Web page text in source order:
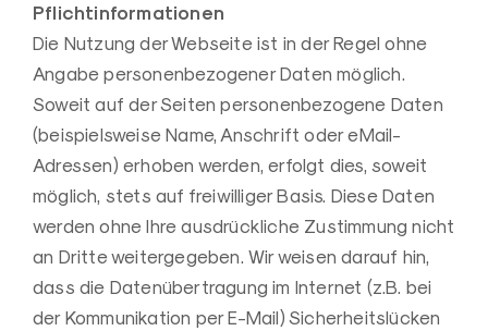
Pflichtinformationen
Die Nutzung der Webseite ist in der Regel ohne
Angabe personenbezogener Daten möglich.
Soweit auf der Seiten personenbezogene Daten
(beispielsweise Name, Anschrift oder eMail-
Adressen) erhoben werden, erfolgt dies, soweit
möglich, stets auf freiwilliger Basis. Diese Daten
werden ohne Ihre ausdrückliche Zustimmung nicht
an Dritte weitergegeben. Wir weisen darauf hin,
dass die Datenübertragung im Internet (z.B. bei
der Kommunikation per E-Mail) Sicherheitslücken